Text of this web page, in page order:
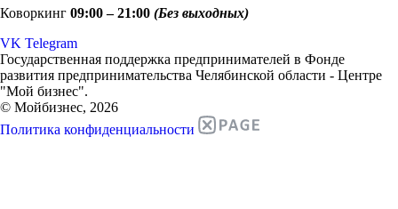
Коворкинг 09:00 – 21:00 (Без выходных)
VK Telegram
Государственная поддержка предпринимателей в Фонде
развития предпринимательства Челябинской области - Центре
"Мой бизнес".
© Мойбизнес, 2026
Политика конфиденциальности